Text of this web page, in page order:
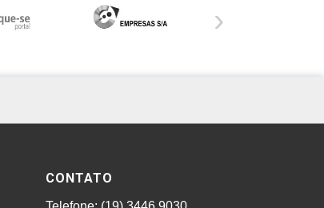
›
CONTATO